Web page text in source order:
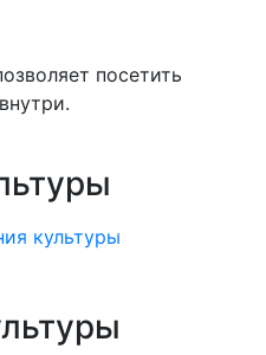
посетить
культуры